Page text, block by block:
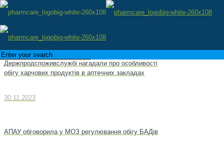
Держпродспоживслужбі нагадали про особливості
обігу харчових продуктів в аптечних закладах
30.11.2023
АПАУ обговорила у МОЗ регулювання обігу БАДів